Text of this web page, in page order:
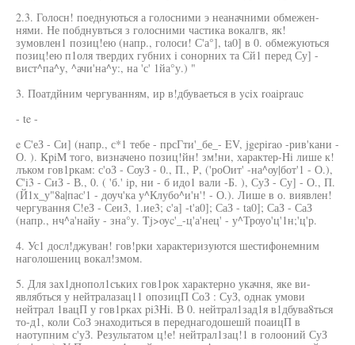
2.3. Голосн! поеднуються а голосними э неаначними обмежен-
нями. Не побднувться з голосними частика вокалгв, як!
зумовлен1 позиц!ею (напр., голоси! С'а°], ta0] в 0. обмежуються
позиц!ею п1оля твердих губних i сонорних та Сй1 перед Су] -
вист^па^у, ^ачи'на^у:, на 'с' 1йа°у.) "
3. Поатдйним чергуванням, ир в!дбуваеться в ycix roaiprauc
- te -
e С'еЗ - Си] (напр., с*1 тебе - прсГти'_бе_- EV, jgepirao -рив'кани -
О. ). KpiM того, визначено позиц!йн! зм!ни, характер-Hi лише к!
лъком гов1ркам: с'оЗ - СоуЗ - 0., П., Р, ('роОит' -на^оу|бот'1 - О.),
C'i3 - СиЗ - В., 0. ( 'б.' ip, ни - б идо1 вали -Б. ), СуЗ - Су] - О., П.
(Й1х_у"8а|пас'1 - доуч'ка у^Клубо^и'н'! - О.). Лише в о. виявлен!
чергування С!еЗ - Сеи3, 1.ие3; c'a] -t'a0]; СаЗ - ta0]; СаЗ - СаЗ
(напр., нч^а'найу - зна°у. Tj>oyc'_-ц'а'нец' - у^Троуо'ц'1н;'ц'р.
4. Ус1 досл!джуван! гов!рки характеризуются шестифонемним
наголошениц вокал!змом.
5. Для зах1днопол1съких гов1рок характерно укачня, яке ви-
являбться у нейтралазац11 опозицП СоЗ : СуЗ, однак умови
нейтрал 1вацП у гов1рках pi3Hi. В 0. нейтрал1зад1я в1дбува8ться
то-д1, коли СоЗ энаходиться в переднагодошешй поаицП в
наотупним с'уЗ. Результатом ц!е! нейтрал1зац!1 в голооний СуЗ